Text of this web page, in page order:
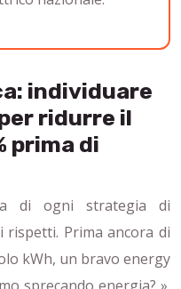
individuare
ridurre il
prima di
di ogni strategia di
rispetti. Prima ancora di
kWh, un bravo energy